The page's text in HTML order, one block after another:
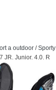
a outdoor /Sporty
JR, Junior, 4.0, R